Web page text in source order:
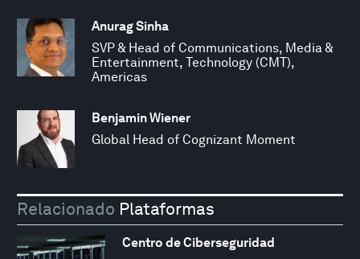
Anurag Sinha
SVP & Head of Communications, Media &
Entertainment, Technology (CMT),
Americas
Benjamin Wiener
Global Head of Cognizant Moment
Relacionado Plataformas
Centro de Ciberseguridad